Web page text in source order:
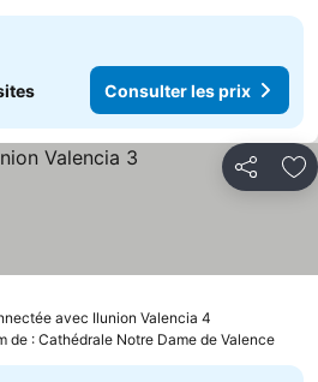
Consulter les prix
Partager
avec Ilunion Valencia 4
de : Cathédrale Notre Dame de Valence